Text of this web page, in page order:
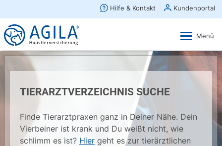
TIERARZTVERZEICHNIS SUCHE
Finde Tierarztpraxen ganz in Deiner Nähe. Dein
Vierbeiner ist krank und Du weißt nicht, wie
schlimm es ist? Hier geht es zur tierärztlichen
×
AGILA Kunden-App
Gratis - Im Play Store laden
Ansehen